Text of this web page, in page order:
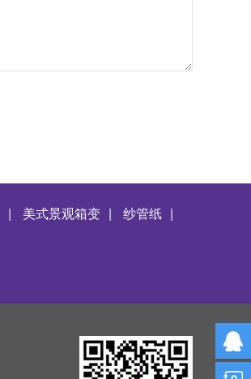
| 美式景观箱变 | 纱管纸 |